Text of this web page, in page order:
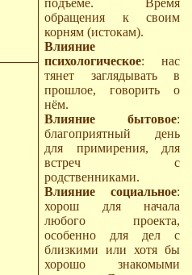
обращения к своим
корням (истокам).
Влияние
психологическое: нас
тянет заглядывать в
прошлое, говорить о
нём.
Влияние бытовое:
благоприятный день
для примирения, для
встреч с
родственниками.
Влияние социальное:
хорош для начала
любого проекта,
особенно для дел с
близкими или хотя бы
хорошо знакомыми